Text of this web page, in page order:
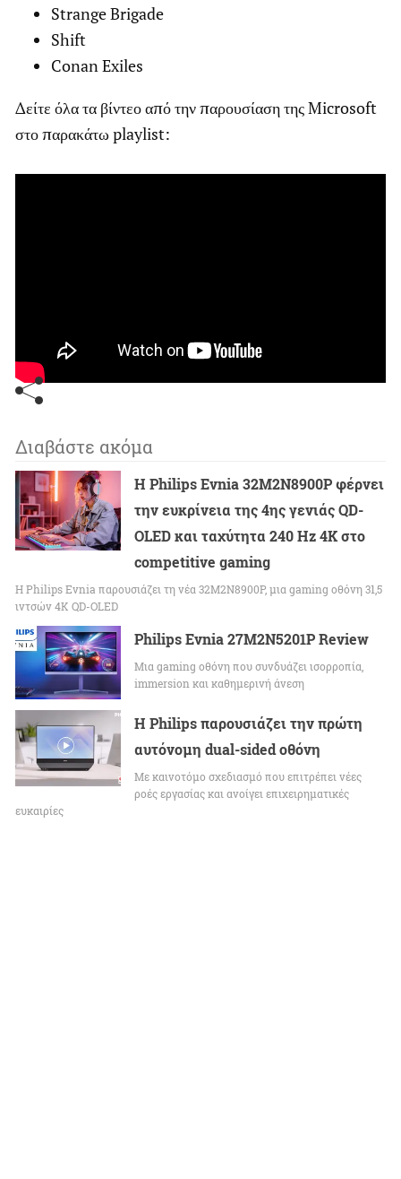
Strange Brigade
Shift
Conan Exiles
Δείτε όλα τα βίντεο από την παρουσίαση της Microsoft
στο παρακάτω playlist:
Διαβάστε ακόμα
Η Philips Evnia 32M2N8900P φέρνει
την ευκρίνεια της 4ης γενιάς QD-
OLED και ταχύτητα 240 Hz 4K στο
competitive gaming
Η Philips Evnia παρουσιάζει τη νέα 32M2N8900P, μια gaming οθόνη 31,5
ιντσών 4K QD-OLED
Philips Evnia 27M2N5201P Review
Μια gaming οθόνη που συνδυάζει ισορροπία,
immersion και καθημερινή άνεση
Η Philips παρουσιάζει την πρώτη
αυτόνομη dual-sided οθόνη
Με καινοτόμο σχεδιασμό που επιτρέπει νέες
ροές εργασίας και ανοίγει επιχειρηματικές
ευκαιρίες